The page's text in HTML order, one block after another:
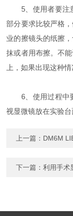
5、使用者要注意
部分要求比较严格
业的擦镜头的纸擦
抹或者用布擦。不
上，如果出现这种
6、使用过程中要
视显微镜放在实验
上一篇： DM6M
下一篇：利用手术